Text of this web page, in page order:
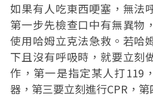
如果有人吃東西哽塞，無法
第一步先檢查口中有無異物
使用哈姆立克法急救。若哈
下且沒有呼吸時，就要立刻
作，第一是指定某人打119
器，第三要立刻進行CPR，第